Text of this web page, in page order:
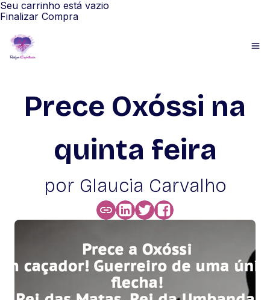
Seu carrinho está vazio
Finalizar Compra
Prece Oxóssi na
quinta feira
por Glaucia Carvalho